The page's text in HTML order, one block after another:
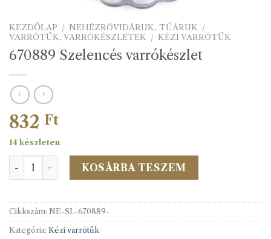
KEZDŐLAP / NEHÉZRÖVIDÁRUK, TŰÁRUK /
VARRÓTŰK, VARRÓKÉSZLETEK / KÉZI VARRÓTŰK
670889 Szelencés varrókészlet
832 Ft
14 készleten
670889 Szelencés varrókészlet mennyiség
KOSÁRBA TESZEM
Cikkszám: NE-SL-670889-
Kategória: Kézi varrótűk